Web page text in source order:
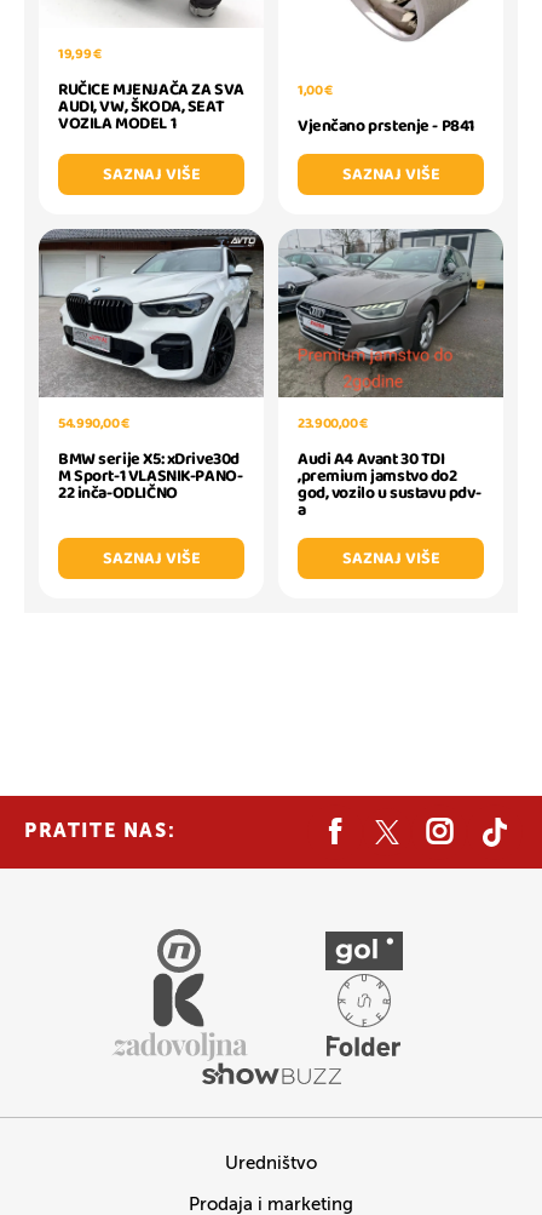
19,99 €
RUČICE MJENJAČA ZA SVA
AUDI, VW, ŠKODA, SEAT
VOZILA MODEL 1
SAZNAJ VIŠE
1,00 €
Vjenčano prstenje - P841
SAZNAJ VIŠE
54.990,00 €
BMW serije X5: xDrive30d
M Sport-1 VLASNIK-PANO-
22 inča-ODLIČNO
SAZNAJ VIŠE
23.900,00 €
Audi A4 Avant 30 TDI
,premium jamstvo do2
god, vozilo u sustavu pdv-
a
SAZNAJ VIŠE
PRATITE NAS:
Uredništvo
Prodaja i marketing